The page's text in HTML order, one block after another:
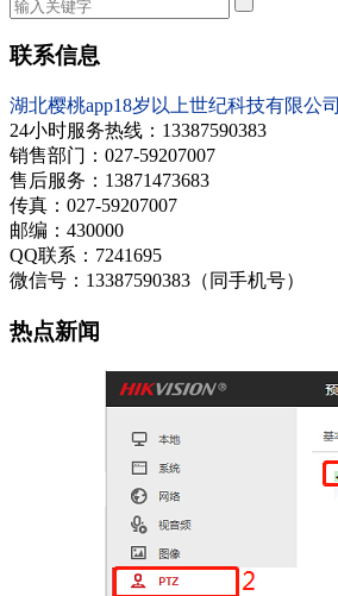
联系信息
湖北樱桃app18岁以上世纪科技有限公司
24小时服务热线：13387590383
销售部门： 027-59207007
售后服务：13871473683
传真： 027-59207007
邮编：430000
QQ联系：7241695
微信号：13387590383（同手机号）
热点新闻